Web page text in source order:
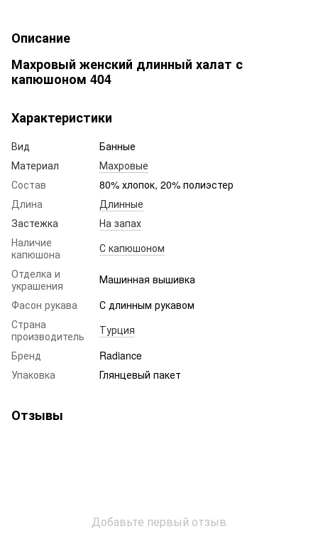
Описание
Махровый женский длинный халат с
капюшоном 404
Характеристики
Вид
Банные
Материал
Махровые
Состав
80% хлопок, 20% полиэстер
Длина
Длинные
Застежка
На запах
Наличие
капюшона
С капюшоном
Отделка и
украшения
Машинная вышивка
Фасон рукава
С длинным рукавом
Страна
производитель
Турция
Бренд
Radiance
Упаковка
Глянцевый пакет
Отзывы
Добавьте первый отзыв